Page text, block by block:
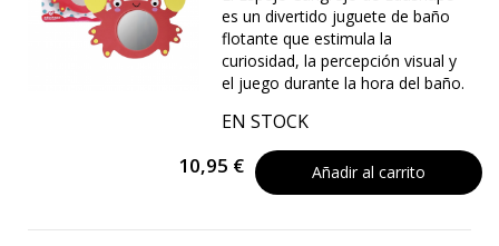
es un divertido juguete de baño
flotante que estimula la
curiosidad, la percepción visual y
el juego durante la hora del baño.
EN STOCK
10,95 € Añadir al carrito